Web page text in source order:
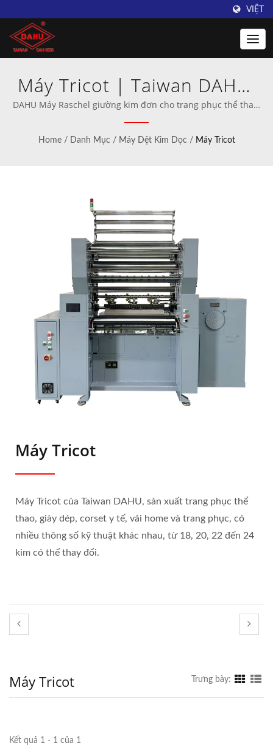
VIỆT
Máy Tricot | Taiwan DAHU:
Nhà cung cấp hàng đầu về
máy đan móc
DAHU Máy Raschel giường kim đơn cho trang phục thể thao,
giày dép, đai y tế, home vải và trang phục. | Nhà sản xuất
chuyên nghiệp máy móc đan móc và dệt kim.
Home / Danh Mục / Máy Dệt Kim Dọc / Máy Tricot
Máy Tricot
Máy Tricot của Taiwan DAHU, sản xuất trang phục thể
thao, giày dép, corset y tế, vải home và trang phục, có
nhiều thông số kỹ thuật khác nhau, từ 18, 20, 22 đến 24
kim có thể thay đổi.
Máy Tricot Trưng bày:
Kết quả 1 - 1 của 1